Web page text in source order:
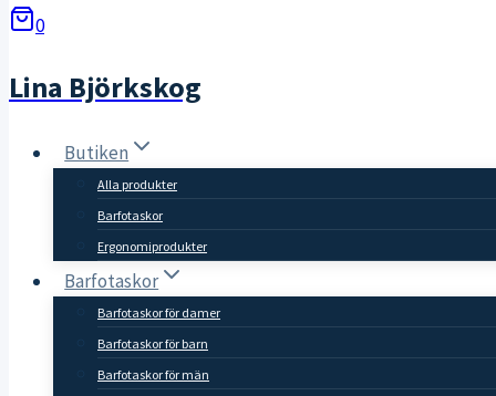
0
Lina Björkskog
Butiken
Alla produkter
Barfotaskor
Ergonomiprodukter
Barfotaskor
Barfotaskor för damer
Barfotaskor för barn
Barfotaskor för män